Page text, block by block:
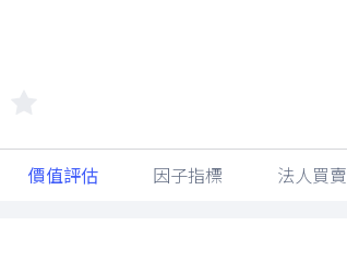
價值評估 因子指標 法人買賣